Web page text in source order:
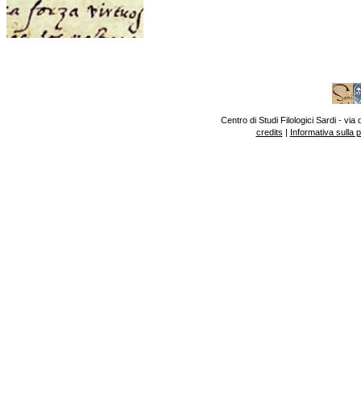
Centro di Studi Filologici Sardi - via
credits | Informativa sulla